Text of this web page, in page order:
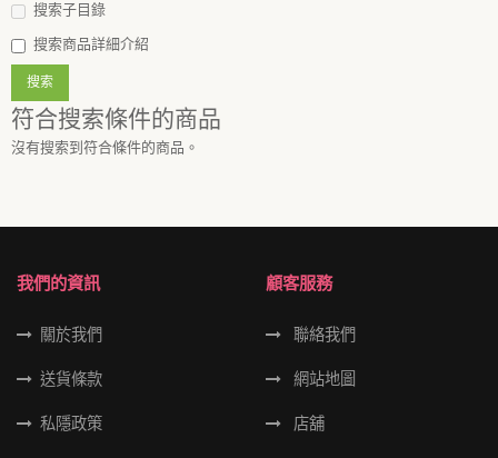
搜索子目錄
搜索商品詳細介紹
符合搜索條件的商品
沒有搜索到符合條件的商品。
我們的資訊
關於我們
送貨條款
私隱政策
顧客服務
聯絡我們
網站地圖
店舖